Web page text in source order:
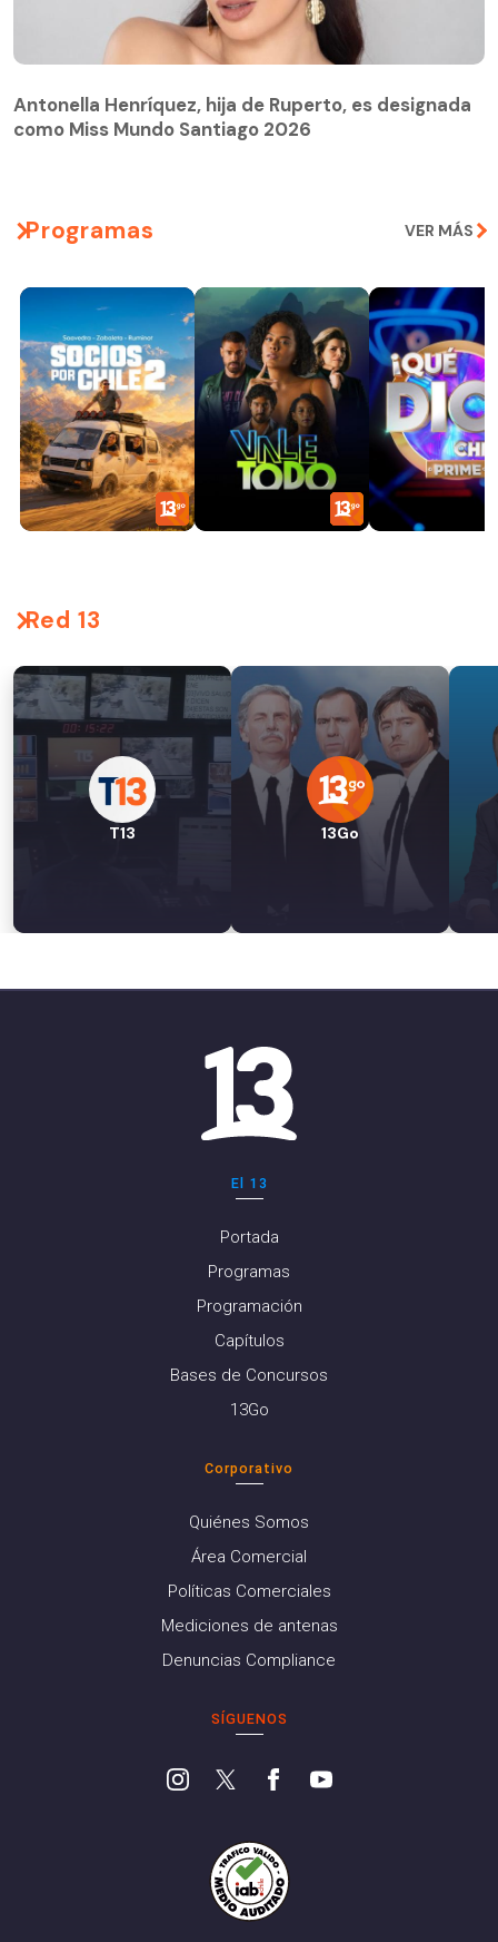
Antonella Henríquez, hija de Ruperto, es designada
como Miss Mundo Santiago 2026
Programas VER MÁS
Red 13
T13 13Go
El 13
Portada
Programas
Programación
Capítulos
Bases de Concursos
13Go
Corporativo
Quiénes Somos
Área Comercial
Políticas Comerciales
Mediciones de antenas
Denuncias Compliance
SÍGUENOS